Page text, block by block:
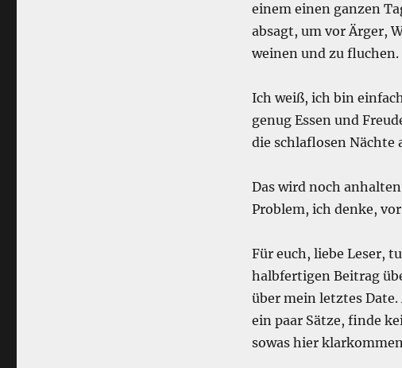
einem einen ganzen
absagt, um vor Ärger,
weinen und zu fluchen.
Ich weiß, ich bin
genug Essen und
die schlaflosen Nächte
Das wird noch
Problem, ich denke,
Für euch, liebe Leser,
halbfertigen Beitrag
über mein letztes
ein paar Sätze, finde
sowas hier